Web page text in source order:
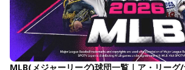
MLB(メジャーリーグ)球団一覧｜ア・リーグ